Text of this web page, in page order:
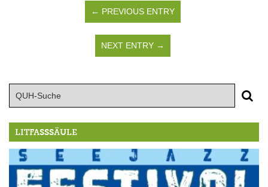
← PREVIOUS ENTRY
NEXT ENTRY →
LITFASSSÄULE